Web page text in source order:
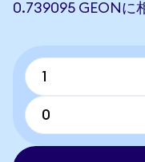
0.739095 GEONに